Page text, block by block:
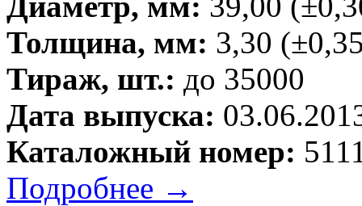
Толщина, мм: 3,30
Тираж, шт.: до 35000
Дата выпуска:
Каталожный номер:
Подробнее →